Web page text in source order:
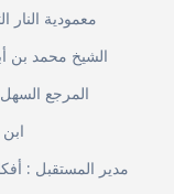
معمودية النار
الشيخ محمد بن
المرجع
مدير المستقبل :